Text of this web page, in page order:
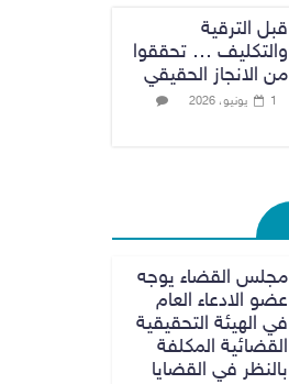
قبل الترقية
والتكليف … تحققوا
من الانجاز الحقيقي
1 يونيو، 2026
مجلس القضاء يوجه
عضو الادعاء العام
في الهيئة التحقيقية
القضائية المكلفة
بالنظر في القضايا